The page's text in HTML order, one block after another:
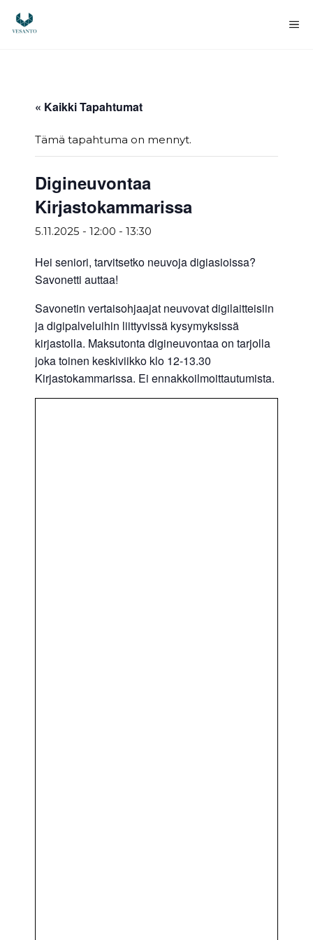
sisältöön
« Kaikki Tapahtumat
Tämä tapahtuma on mennyt.
Digineuvontaa
Kirjastokammarissa
5.11.2025 - 12:00 - 13:30
Hei seniori, tarvitsetko neuvoja digiasioissa?
Savonetti auttaa!
Savonetin vertaisohjaajat neuvovat digilaitteisiin
ja digipalveluihin liittyvissä kysymyksissä
kirjastolla. Maksutonta digineuvontaa on tarjolla
joka toinen keskiviikko klo 12-13.30
Kirjastokammarissa. Ei ennakkoilmoittautumista.